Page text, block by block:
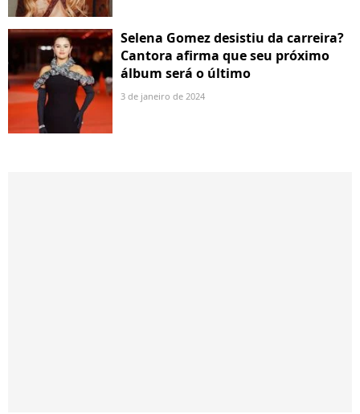
Selena Gomez desistiu da carreira?
Cantora afirma que seu próximo
álbum será o último
3 de janeiro de 2024